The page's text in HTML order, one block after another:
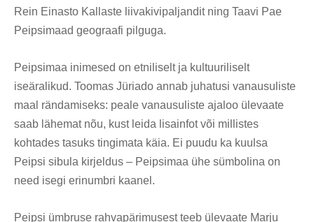
Rein Einasto Kallaste liivakivipaljandit ning Taavi Pae
Peipsimaad geograafi pilguga.
Peipsimaa inimesed on etniliselt ja kultuuriliselt
iseäralikud. Toomas Jüriado annab juhatusi vanausuliste
maal rändamiseks: peale vanausuliste ajaloo ülevaate
saab lähemat nõu, kust leida lisainfot või millistes
kohtades tasuks tingimata käia. Ei puudu ka kuulsa
Peipsi sibula kirjeldus – Peipsimaa ühe sümbolina on
need isegi erinumbri kaanel.
Peipsi ümbruse rahvapärimusest teeb ülevaate Marju